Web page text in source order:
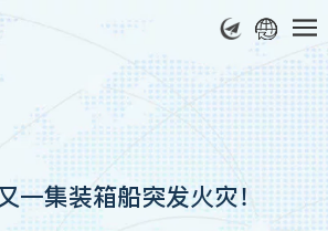
一集装箱船突发火灾！